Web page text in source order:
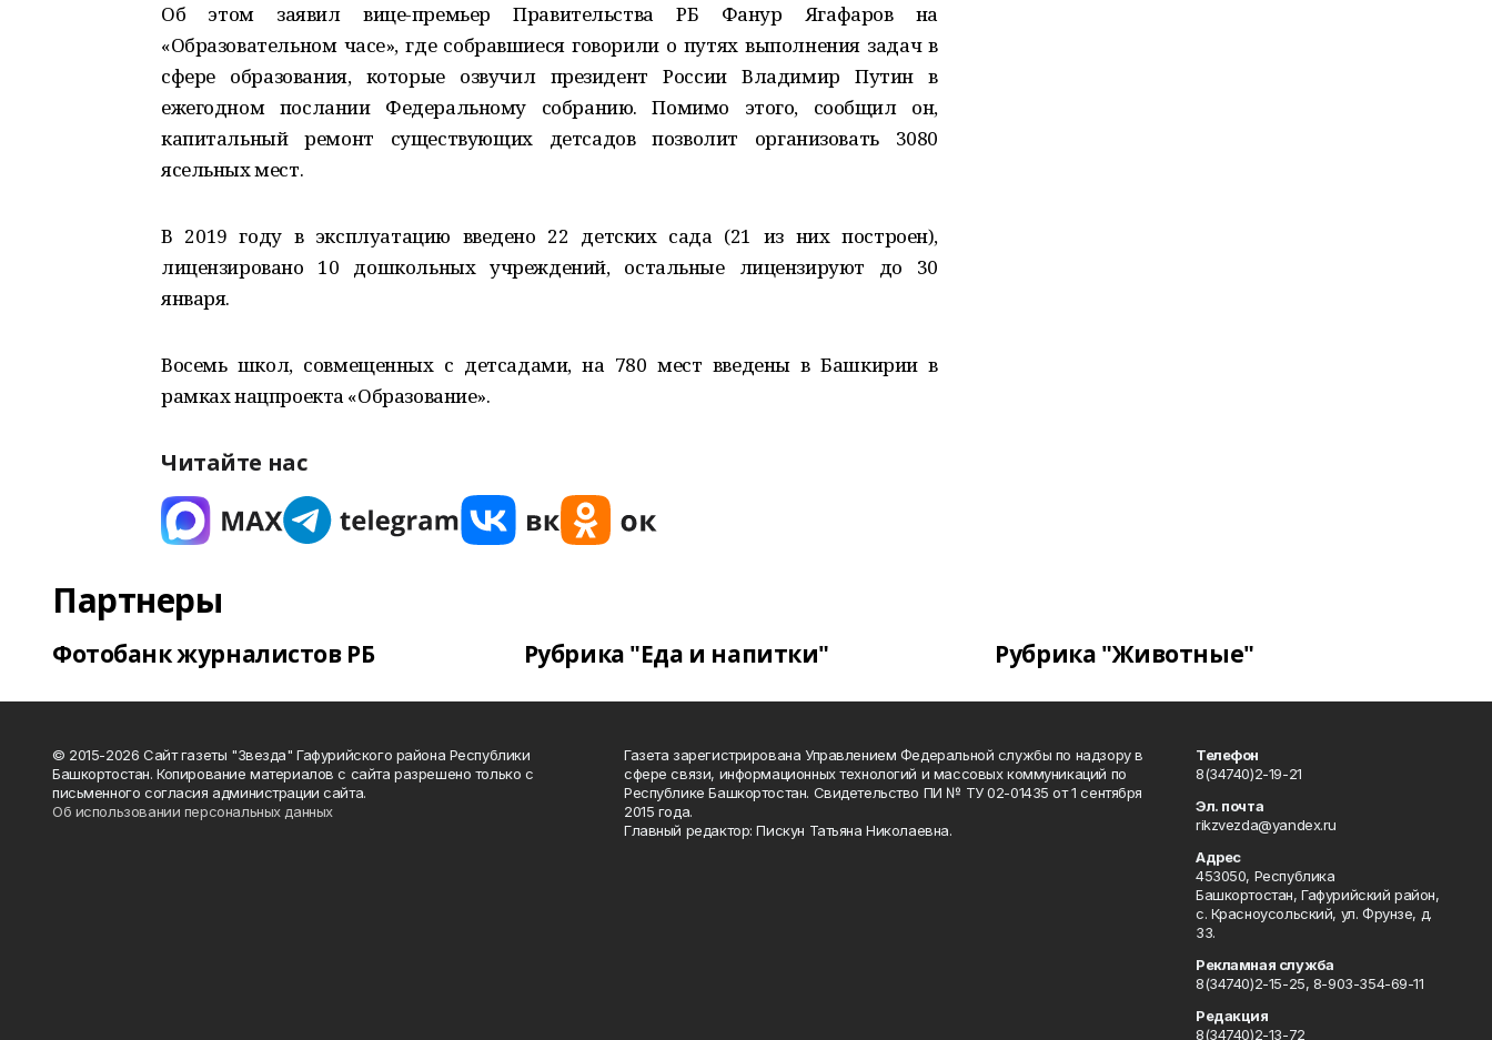
Об этом заявил вице-премьер Правительства РБ Фанур Ягафаров на
«Образовательном часе», где собравшиеся говорили о путях выполнения задач в
сфере образования, которые озвучил президент России Владимир Путин в
ежегодном послании Федеральному собранию. Помимо этого, сообщил он,
капитальный ремонт существующих детсадов позволит организовать 3080
ясельных мест.
В 2019 году в эксплуатацию введено 22 детских сада (21 из них построен),
лицензировано 10 дошкольных учреждений, остальные лицензируют до 30
января.
Восемь школ, совмещенных с детсадами, на 780 мест введены в Башкирии в
рамках нацпроекта «Образование».
Читайте нас
Партнеры
Фотобанк журналистов РБ Рубрика "Еда и напитки" Рубрика "Животные"
© 2015-2026 Сайт газеты "Звезда" Гафурийского района Республики
Башкортостан. Копирование материалов с сайта разрешено только с
письменного согласия администрации сайта.
Об использовании персональных данных
Газета зарегистрирована Управлением Федеральной службы по надзору в
сфере связи, информационных технологий и массовых коммуникаций по
Республике Башкортостан. Свидетельство ПИ № ТУ 02-01435 от 1 сентября
2015 года.
Главный редактор: Пискун Татьяна Николаевна.
Телефон
8(34740)2-19-21
Эл. почта
rikzvezda@yandex.ru
Адрес
453050, Республика
Башкортостан, Гафурийский район,
с. Красноусольский, ул. Фрунзе, д.
33.
Рекламная служба
8(34740)2-15-25, 8-903-354-69-11
Редакция
8(34740)2-13-72